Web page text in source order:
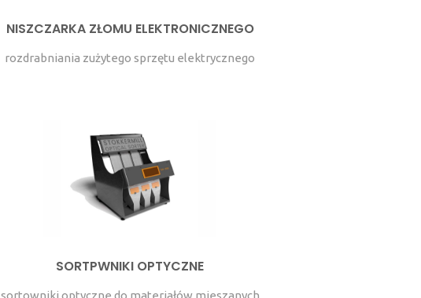
NISZCZARKA ZŁOMU ELEKTRONICZNEGO
rozdrabniania zużytego sprzętu elektrycznego
SORTPWNIKI OPTYCZNE
sortowniki optyczne do materiałów mieszanych